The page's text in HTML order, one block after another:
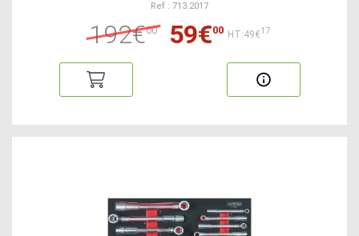
Ref : 713.2017
192€00 59€00 HT:49€17